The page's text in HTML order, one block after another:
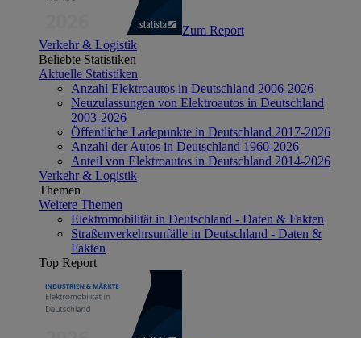
Zum Report
Verkehr & Logistik
Beliebte Statistiken
Aktuelle Statistiken
Anzahl Elektroautos in Deutschland 2006-2026
Neuzulassungen von Elektroautos in Deutschland
2003-2026
Öffentliche Ladepunkte in Deutschland 2017-2026
Anzahl der Autos in Deutschland 1960-2026
Anteil von Elektroautos in Deutschland 2014-2026
Verkehr & Logistik
Themen
Weitere Themen
Elektromobilität in Deutschland - Daten & Fakten
Straßenverkehrsunfälle in Deutschland - Daten &
Fakten
Top Report